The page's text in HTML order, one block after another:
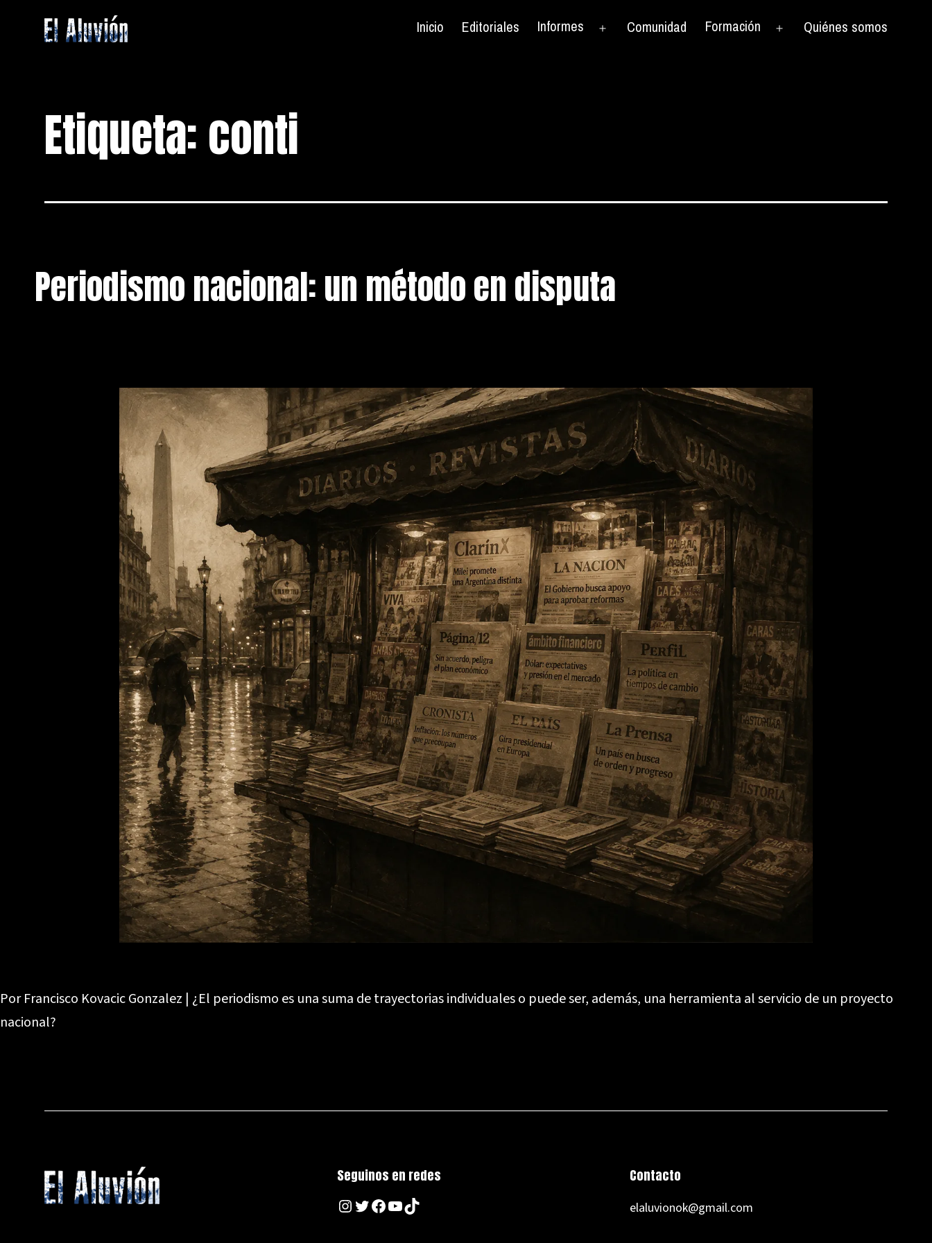
Inicio Editoriales Informes
AbrirComunidad Formación
AbrirQuiénes somos
Etiqueta:conti
Periodismo nacional: un método en disputa
Por Francisco Kovacic Gonzalez | ¿El periodismo es una suma de trayectorias individuales o puede ser, además, una herramienta al servicio de un proyecto
nacional?
Seguinos en redes
Instagram
Twitter
Facebook
YouTube
TikTok
Contacto
elaluvionok@gmail.com